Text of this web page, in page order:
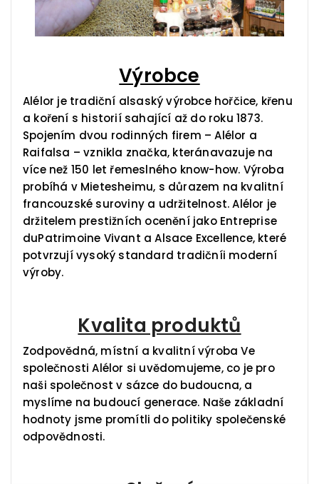
Výrobce
Alélor je tradiční alsaský výrobce hořčice, křenu
a koření s historií sahající až do roku 1873.
Spojením dvou rodinných firem – Alélor a
Raifalsa – vznikla značka, kteránavazuje na
více než 150 let řemeslného know-how. Výroba
probíhá v Mietesheimu, s důrazem na kvalitní
francouzské suroviny a udržitelnost. Alélor je
držitelem prestižních ocenění jako Entreprise
duPatrimoine Vivant a Alsace Excellence, které
potvrzují vysoký standard tradičníi moderní
výroby.
Kvalita produktů
Zodpovědná, místní a kvalitní výroba Ve
společnosti Alélor si uvědomujeme, co je pro
naši společnost v sázce do budoucna, a
myslíme na budoucí generace. Naše základní
hodnoty jsme promítli do politiky společenské
odpovědnosti.